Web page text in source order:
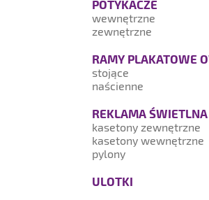
POTYKACZE
wewnętrzne
zewnętrzne
RAMY PLAKATOWE
stojące
naścienne
REKLAMA ŚWIETLNA
kasetony zewnętrzne
kasetony wewnętrzne
pylony
ULOTKI